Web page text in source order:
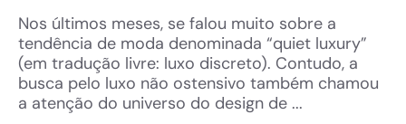
Nos últimos meses, se falou muito sobre a
tendência de moda denominada “quiet luxury”
(em tradução livre: luxo discreto). Contudo, a
busca pelo luxo não ostensivo também chamou
a atenção do universo do design de ...